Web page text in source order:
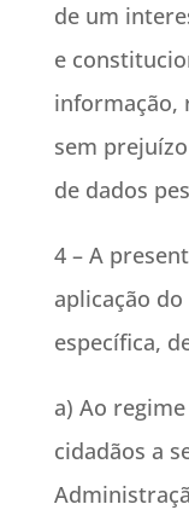
de um
e
informação,
sem
de dados
4 – A
aplicação
específica,
a) Ao
cidadãos a